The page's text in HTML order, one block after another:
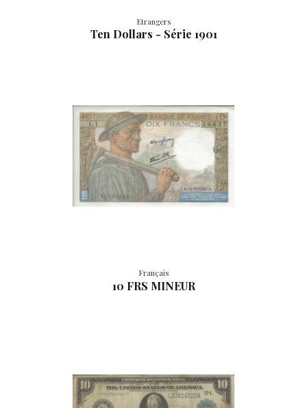
Etrangers
Ten Dollars - Série 1901
Français
10 FRS MINEUR